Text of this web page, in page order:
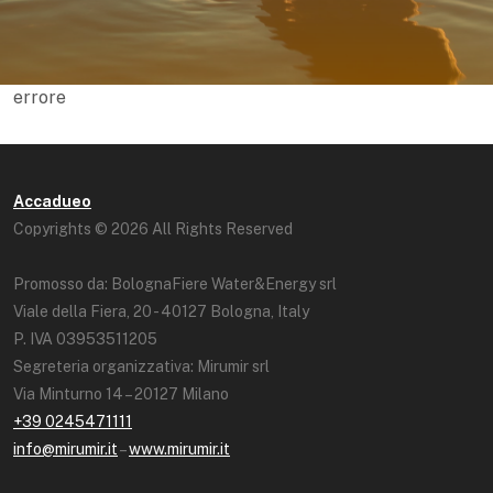
errore
Accadueo
Copyrights © 2026 All Rights Reserved
Promosso da: BolognaFiere Water&Energy srl
Viale della Fiera, 20 - 40127 Bologna, Italy
P. IVA 03953511205
Segreteria organizzativa: Mirumir srl
Via Minturno 14 – 20127 Milano
+39 0245471111
info@mirumir.it–www.mirumir.it